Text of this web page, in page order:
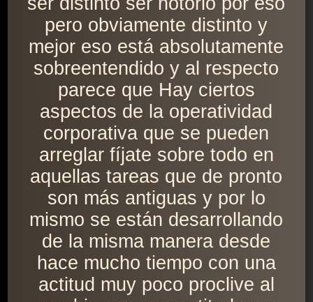
pero obviamente distinto y
mejor eso está absolutamente
sobreentendido y al respecto
parece que Hay ciertos
aspectos de la operatividad
corporativa que se pueden
arreglar fíjate sobre todo en
aquellas tareas que de pronto
son más antiguas y por lo
mismo se están desarrollando
de la misma manera desde
hace mucho tiempo con una
actitud muy poco proclive al